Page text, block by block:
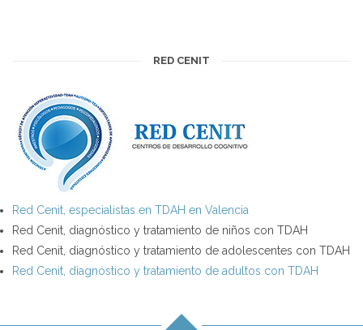
RED CENIT
Red Cenit, especialistas en TDAH en Valencia
Red Cenit, diagnóstico y tratamiento de niños con TDAH
Red Cenit, diagnóstico y tratamiento de adolescentes con TDAH
Red Cenit, diagnóstico y tratamiento de adultos con TDAH